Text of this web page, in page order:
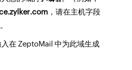
，请在主机字段
在 ZeptoMail 中为此域生成